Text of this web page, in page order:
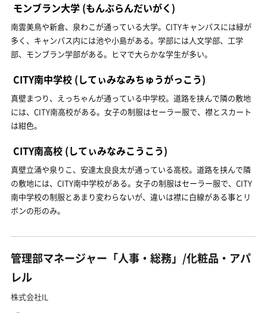
モンブラン大学 (もんぶらんだいがく)
南雲美鳥や新倉、泉わこが通っている大学。CITYキャンパスには緑が
多く、キャンパス内には池や小島がある。学部には人文学部、工学
部、モンブラン学部がある。ヒマで大らかな学生が多い。
CITY南中学校 (してぃみなみちゅうがっこう)
真壁まつり、えっちゃんが通っている中学校。道路を挟んで隣の敷地
には、CITY南高校がある。女子の制服はセーラー服で、襟とスカート
は紺色。
CITY南高校 (してぃみなみこうこう)
真壁立涌や泉りこ、安達太良良太が通っている高校。道路を挟んで隣
の敷地には、CITY南中学校がある。女子の制服はセーラー服で、CITY
南中学校の制服とあまり変わらないが、違いは襟に白線がある事とリ
ボンの形のみ。
管理部マネージャー「人事・総務」/化粧品・アパ
レル
株式会社IL